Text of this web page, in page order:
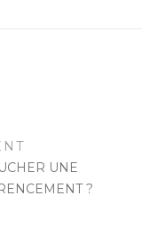
UNE
?